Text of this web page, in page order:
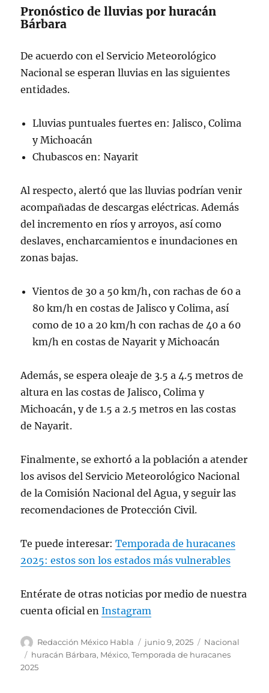
https://t.co/VVYNAkgh8w
pic.twitter.com/CO79vaxIrL
— CONAGUA Clima (@conagua_clima)
June 9, 2025
Pronóstico de lluvias por huracán
Bárbara
De acuerdo con el Servicio Meteorológico
Nacional se esperan lluvias en las siguientes
entidades.
Lluvias puntuales fuertes en: Jalisco, Colima
y Michoacán
Chubascos en: Nayarit
Al respecto, alertó que las lluvias podrían venir
acompañadas de descargas eléctricas. Además
del incremento en ríos y arroyos, así como
deslaves, encharcamientos e inundaciones en
zonas bajas.
Vientos de 30 a 50 km/h, con rachas de 60 a
80 km/h en costas de Jalisco y Colima, así
como de 10 a 20 km/h con rachas de 40 a 60
km/h en costas de Nayarit y Michoacán
Además, se espera oleaje de 3.5 a 4.5 metros de
altura en las costas de Jalisco, Colima y
Michoacán, y de 1.5 a 2.5 metros en las costas
de Nayarit.
Finalmente, se exhortó a la población a atender
los avisos del Servicio Meteorológico Nacional
de la Comisión Nacional del Agua, y seguir las
recomendaciones de Protección Civil.
Te puede interesar:Temporada de huracanes
2025: estos son los estados más vulnerables
Entérate de otras noticias por medio de nuestra
cuenta oficial enInstagram
A
u
t
Redacción México Habla
P
u
junio 9, 2025
C
a
Nacional
E
t
huracán Bárbara, México,Temporada de huracanes
2025